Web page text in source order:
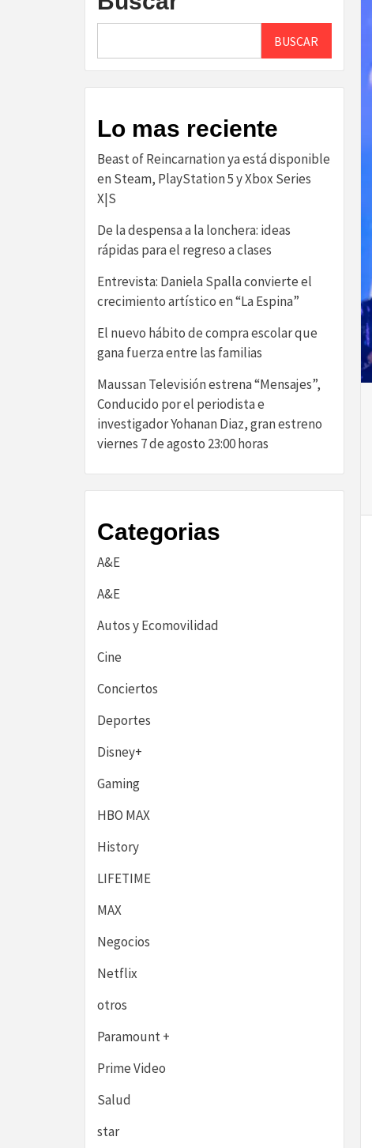
BUSCAR
Lo mas reciente
Beast of Reincarnation ya está disponible
en Steam, PlayStation 5 y Xbox Series
X|S
De la despensa a la lonchera: ideas
rápidas para el regreso a clases
Entrevista: Daniela Spalla convierte el
crecimiento artístico en “La Espina”
El nuevo hábito de compra escolar que
gana fuerza entre las familias
Maussan Televisión estrena “Mensajes”,
Conducido por el periodista e
investigador Yohanan Diaz, gran estreno
viernes 7 de agosto 23:00 horas
Categorias
A&E
A&E
Autos y Ecomovilidad
Cine
Conciertos
Deportes
Disney+
Gaming
HBO MAX
History
LIFETIME
MAX
Negocios
Netflix
otros
Paramount +
Prime Video
Salud
star